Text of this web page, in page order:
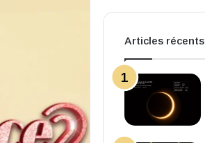
Articles récents